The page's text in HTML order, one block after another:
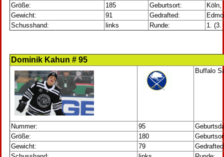
Größe:
185 Geburtsort:
Köln,
Gewicht:
91 Gedrafted:
Schusshand:
links Runde: 1. (3.
Dominik Kahun # 95
Buffalo
Nummer: 95
Größe:
180
Gewicht:
79